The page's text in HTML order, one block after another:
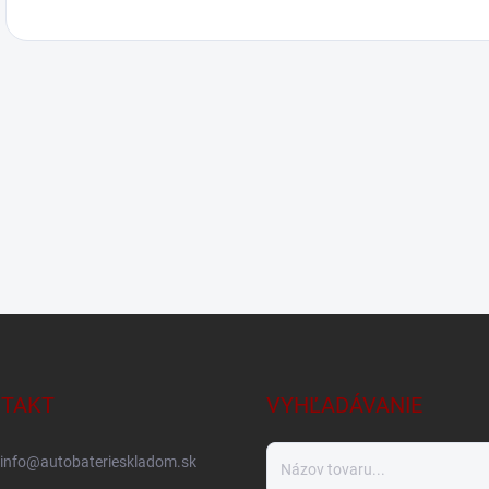
info@autobaterieskladom.sk
VYHĽADÁVANIE